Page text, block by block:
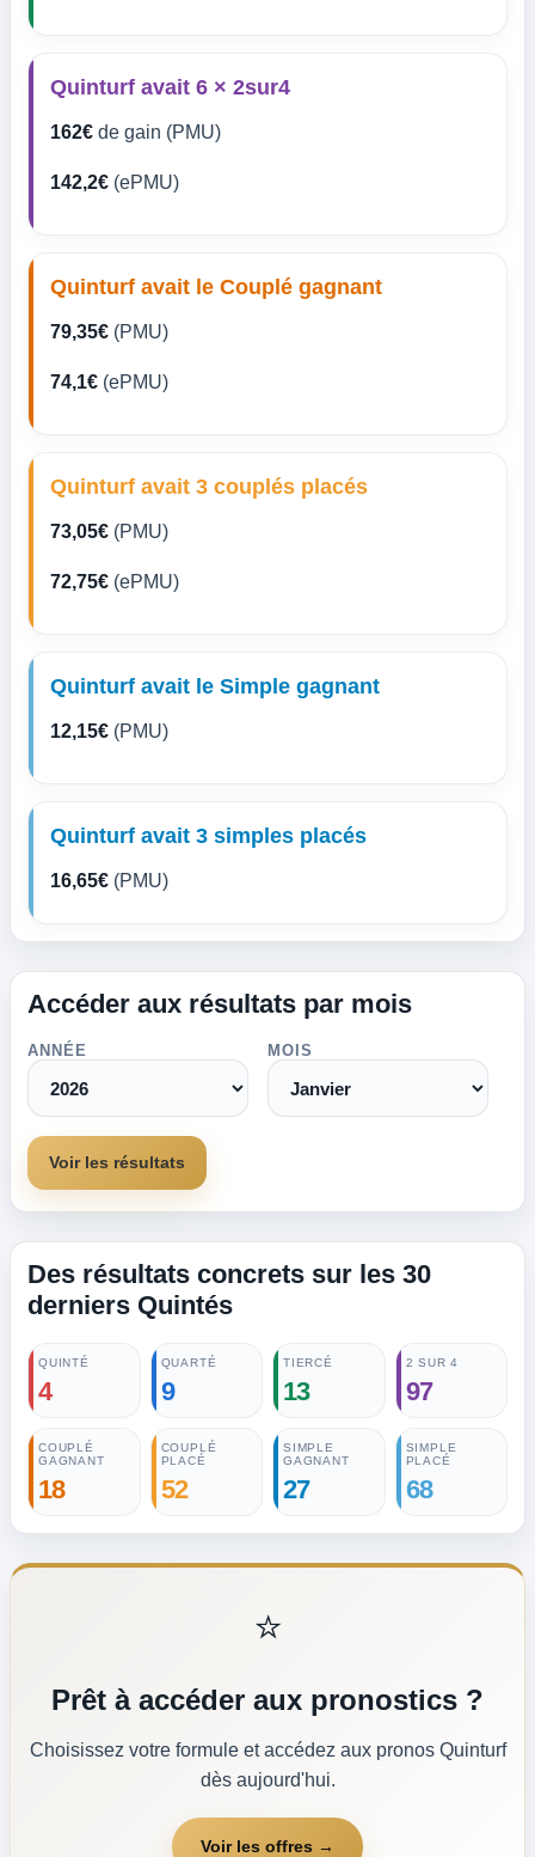
Quinturf avait 6 × 2sur4
162€ de gain (PMU)
142,2€ (ePMU)
Quinturf avait le Couplé gagnant
79,35€ (PMU)
74,1€ (ePMU)
Quinturf avait 3 couplés placés
73,05€ (PMU)
72,75€ (ePMU)
Quinturf avait le Simple gagnant
12,15€ (PMU)
Quinturf avait 3 simples placés
16,65€ (PMU)
Accéder aux résultats par mois
ANNÉE MOIS
Voir les résultats
Des résultats concrets sur les 30
derniers Quintés
QUINTÉ
4
QUARTÉ
9
TIERCÉ
13
2 SUR 4
97
COUPLÉ
GAGNANT
18
COUPLÉ
PLACÉ
52
SIMPLE
GAGNANT
27
SIMPLE
PLACÉ
68
⭐
Prêt à accéder aux pronostics ?
Choisissez votre formule et accédez aux pronos Quinturf
dès aujourd'hui.
Voir les offres →